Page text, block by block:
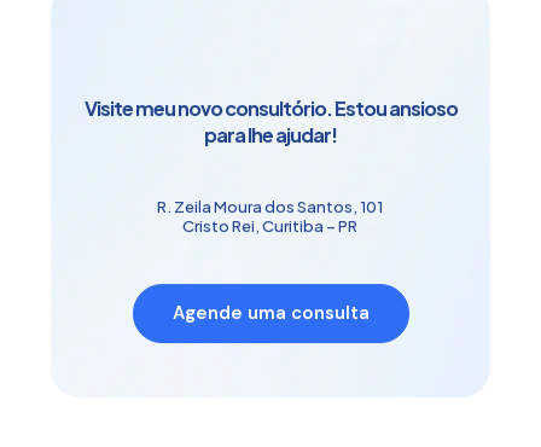
Visite meu novo consultório. Estou ansioso
para lhe ajudar!
R. Zeila Moura dos Santos, 101
Cristo Rei, Curitiba – PR
Agende uma consulta